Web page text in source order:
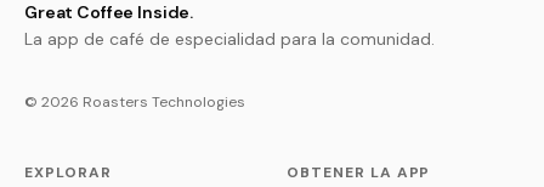
Great Coffee Inside.
La app de café de especialidad para la comunidad.
© 2026 Roasters Technologies
EXPLORAR OBTENER LA APP